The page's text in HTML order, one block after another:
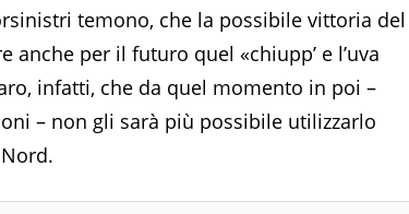
temono, che la possibile vittoria del
per il futuro quel «chiupp’ e l’uva
infatti, che da quel momento in poi –
– non gli sarà più possibile utilizzarlo